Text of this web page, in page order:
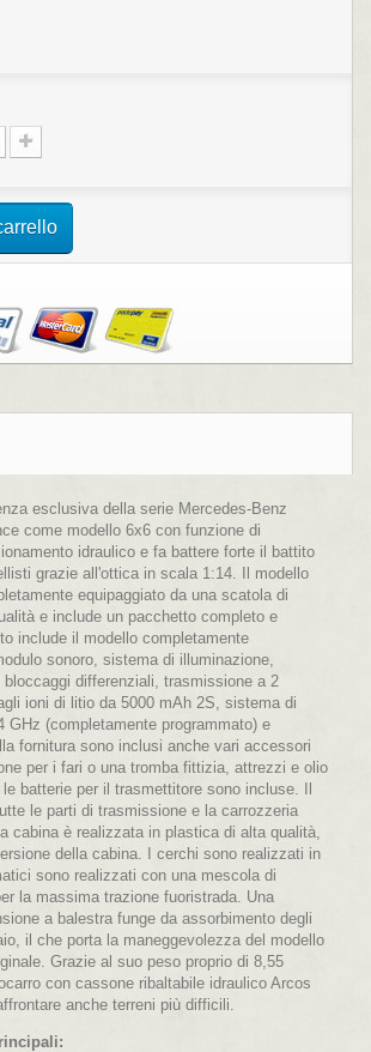
esclusiva della serie Mercedes-Benz
come modello 6x6 con funzione di
idraulico e fa battere forte il battito
grazie all'ottica in scala 1:14. Il modello
equipaggiato da una scatola di
e include un pacchetto completo e
include il modello completamente
sonoro, sistema di illuminazione,
differenziali, trasmissione a 2
ioni di litio da 5000 mAh 2S, sistema di
GHz (completamente programmato) e
fornitura sono inclusi anche vari accessori
per i fari o una tromba fittizia, attrezzi e olio
batterie per il trasmettitore sono incluse. Il
le parti di trasmissione e la carrozzeria
cabina è realizzata in plastica di alta qualità,
della cabina. I cerchi sono realizzati in
sono realizzati con una mescola di
la massima trazione fuoristrada. Una
a balestra funge da assorbimento degli
il che porta la maneggevolezza del modello
Grazie al suo peso proprio di 8,55
con cassone ribaltabile idraulico Arcos
anche terreni più difficili.